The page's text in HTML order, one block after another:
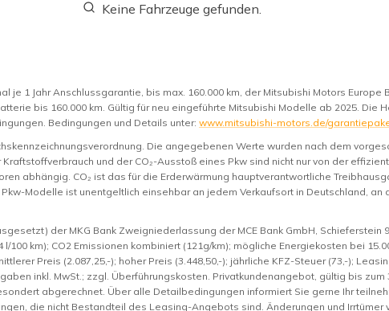
Keine Fahrzeuge gefunden.
je 1 Jahr Anschlussgarantie, bis max. 160.000 km, der Mitsubishi Motors Europe
bis 160.000 km. Gültig für neu eingeführte Mitsubishi Modelle ab 2025. Die
Bedingungen und Details unter: www.mitsubishi-motors.de/
Die angegebenen Werte wurden nach dem
und der CO₂-Ausstoß eines Pkw sind nicht nur von der
abhängig. CO₂ ist das für die Erderwärmung hauptverantwortliche
Modelle ist unentgeltlich einsehbar an jedem Verkaufsort in Deutschland,
der MKG Bank Zweigniederlassung der MCE Bank GmbH, Schieferstein
l/100 km); CO2 Emissionen kombiniert (121g/km); mögliche Energiekosten bei
Preis (2.087,25,-); hoher Preis (3.448,50,-); jährliche KFZ-Steuer (73,-);
inkl. MwSt.; zzgl. Überführungskosten. Privatkundenangebot, gültig bis
abgerechnet. Über alle Detailbedingungen informiert Sie gerne Ihr
die nicht Bestandteil des Leasing-Angebots sind. Änderungen und Irrtümer